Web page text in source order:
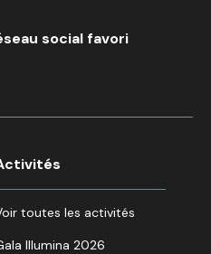
social favori
toutes les activités
Illumina 2026